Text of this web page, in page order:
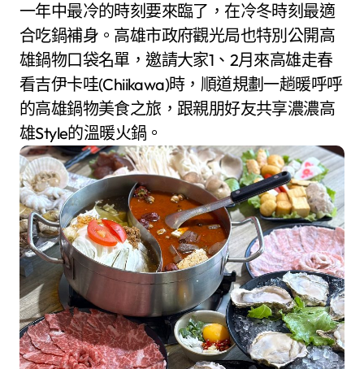
一年中最冷的時刻要來臨了，在冷冬時刻最適
合吃鍋補身。高雄市政府觀光局也特別公開高
雄鍋物口袋名單，邀請大家1、2月來高雄走春
看吉伊卡哇(Chiikawa)時，順道規劃一趟暖呼呼
的高雄鍋物美食之旅，跟親朋好友共享濃濃高
雄Style的溫暖火鍋。